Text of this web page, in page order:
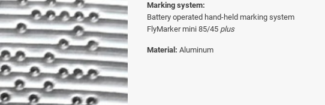
Marking system:
Battery operated hand-held marking system
FlyMarker mini 85/45 plus
Material: Aluminum